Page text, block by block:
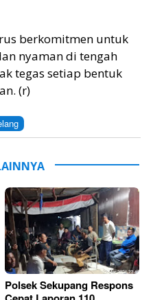
berkomitmen untuk
nyaman di tengah
tegas setiap bentuk
(r)
Polsek Sekupang Respons